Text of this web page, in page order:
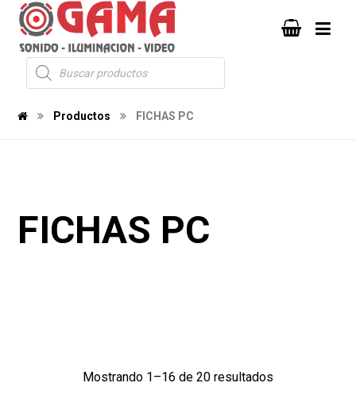
Productos FICHAS PC
FICHAS PC
Mostrando 1–16 de 20 resultados